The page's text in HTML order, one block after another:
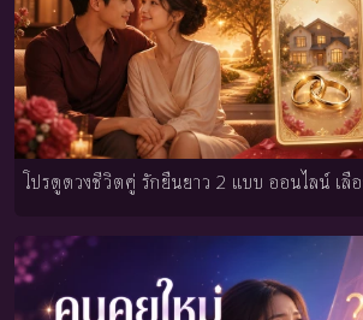
โปรดูดวงชีวิตคู่ รักยืนยาว 2 แบบ ออนไลน์ เลือ